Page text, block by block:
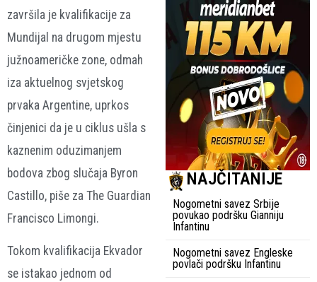
završila je kvalifikacije za
Mundijal na drugom mjestu
južnoameričke zone, odmah
iza aktuelnog svjetskog
prvaka Argentine, uprkos
činjenici da je u ciklus ušla s
kaznenim oduzimanjem
bodova zbog slučaja Byron
Castillo, piše za The Guardian
Francisco Limongi.
Tokom kvalifikacija Ekvador
se istakao jednom od
NAJČITANIJE
Nogometni savez Srbije
povukao podršku Gianniju
Infantinu
Nogometni savez Engleske
povlači podršku Infantinu